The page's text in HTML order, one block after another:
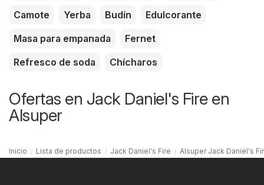
Camote
Yerba Budín
Edulcorante
Masa para empanada
Fernet
Refresco de soda
Chícharos
Ofertas en Jack Daniel's Fire en
Alsuper
Inicio Lista de productos Jack Daniel's Fire Alsuper Jack Daniel's